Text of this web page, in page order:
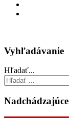
Vyhľadávanie
Hľadať...